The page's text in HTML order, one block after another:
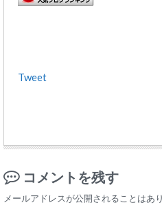
Tweet
コメントを残す
メールアドレスが公開されることはあ